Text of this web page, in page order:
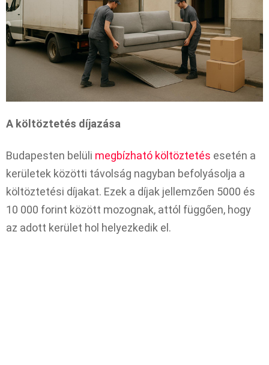
A költöztetés díjazása
Budapesten belüli megbízható költöztetés esetén a
kerületek közötti távolság nagyban befolyásolja a
költöztetési díjakat. Ezek a díjak jellemzően 5000 és
10 000 forint között mozognak, attól függően, hogy
az adott kerület hol helyezkedik el.